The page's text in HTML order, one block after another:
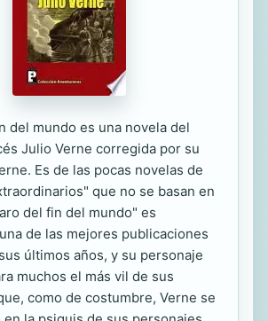
del mundo es una novela del
Julio Verne corregida por su
Es de las pocas novelas de
que no se basan en
del fin del mundo" es
de las mejores publicaciones
últimos años, y su personaje
muchos el más vil de sus
como de costumbre, Verne se